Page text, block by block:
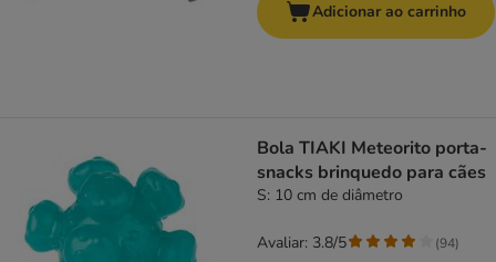
Adicionar ao carrinho
Bola TIAKI Meteorito porta-
snacks brinquedo para cães
S: 10 cm de diâmetro
Avaliar: 3.8/5 (94)